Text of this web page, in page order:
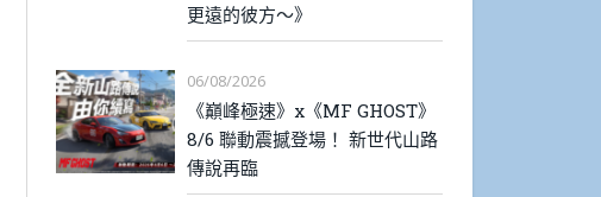
更遠的彼方～》
06/08/2026
《巔峰極速》x《MF GHOST》
8/6 聯動震撼登場！ 新世代山路
傳說再臨